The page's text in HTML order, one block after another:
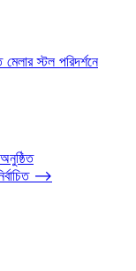
স্টল পরিদর্শনে
⟶